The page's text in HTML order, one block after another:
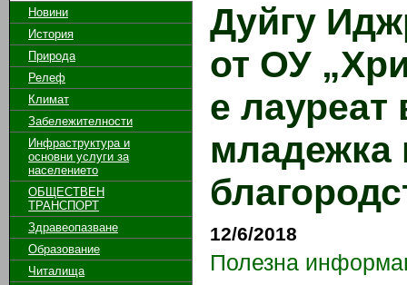
Новини
История
Природа
Релеф
Климат
Забележителности
Инфраструктура и
основни услуги за
населението
ОБЩЕСТВЕН
ТРАНСПОРТ
Здравеопазване
Образование
Читалища
Дуйгу
от ОУ
е лауреат
младежка
12/6/2018
Полезна